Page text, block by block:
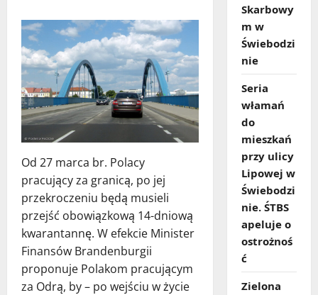
Od 27 marca br. Polacy
pracujący za granicą, po jej
przekroczeniu będą musieli
przejść obowiązkową 14-dniową
kwarantannę. W efekcie Minister
Finansów Brandenburgii
proponuje Polakom pracującym
za Odrą, by – po wejściu w życie
Skarbowy
m w
Świebodzi
nie
Seria
włamań
do
mieszkań
przy ulicy
Lipowej w
Świebodzi
nie. ŚTBS
apeluje o
ostrożnoś
ć
Zielona